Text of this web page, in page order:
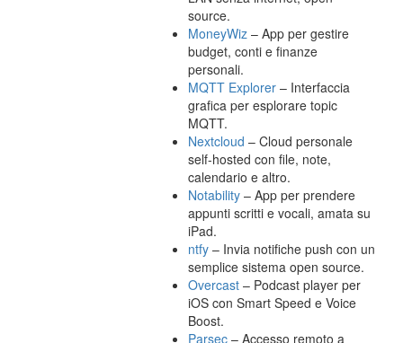
source.
MoneyWiz – App per gestire
budget, conti e finanze
personali.
MQTT Explorer – Interfaccia
grafica per esplorare topic
MQTT.
Nextcloud – Cloud personale
self-hosted con file, note,
calendario e altro.
Notability – App per prendere
appunti scritti e vocali, amata su
iPad.
ntfy – Invia notifiche push con un
semplice sistema open source.
Overcast – Podcast player per
iOS con Smart Speed e Voice
Boost.
Parsec – Accesso remoto a